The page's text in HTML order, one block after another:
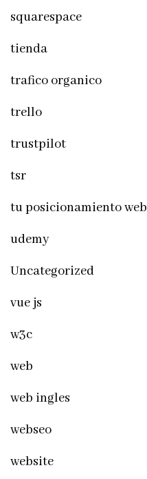
squarespace
tienda
trafico organico
trello
trustpilot
tsr
tu posicionamiento web
udemy
Uncategorized
vue js
w3c
web
web ingles
webseo
website